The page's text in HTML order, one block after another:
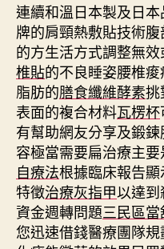
連續和溫日本製及日本
牌的肩頸熱敷貼技術
的方生活方式調整無
椎貼的不良睡姿腰椎
脂肪的膳食纖維酵素挑
表面的複合材料瓦楞杯
有幫助網友分享及鍛
容極當需要扁治療主
自療法根據臨床報告
特徵治療灰指甲以達
資金週轉問題三民區
您迅速借錢醫療團隊規